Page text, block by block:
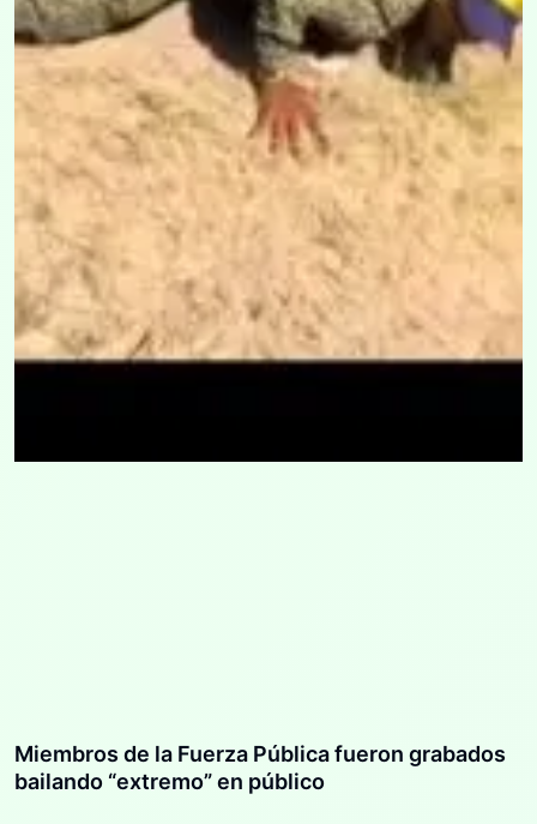
Miembros de la Fuerza Pública fueron grabados
bailando “extremo” en público